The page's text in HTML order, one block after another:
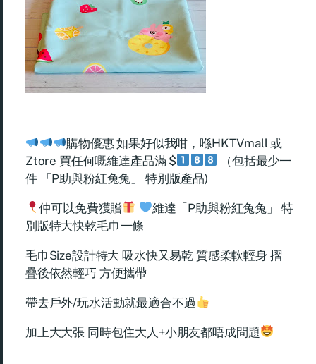
購物優惠 如果好似我咁，喺HKTVmall 或
Ztore 買任何嘅維達產品滿 $
（包括最少一
件 「P助與粉紅兔兔」 特別版產品)
仲可以免費獲贈
維達「P助與粉紅兔兔」 特
別版特大快乾毛巾一條
毛巾Size設計特大 吸水快又易乾 質感柔軟輕身 摺
疊後依然輕巧 方便攜帶
帶去戶外/玩水活動就最適合不過
加上大大張 同時包住大人+小朋友都唔成問題